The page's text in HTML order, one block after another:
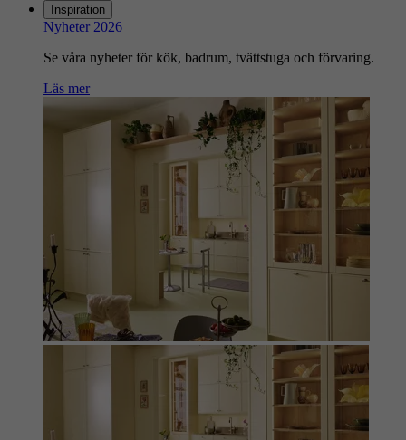
Inspiration
Nyheter 2026
Se våra nyheter för kök, badrum, tvättstuga och förvaring.
Läs mer